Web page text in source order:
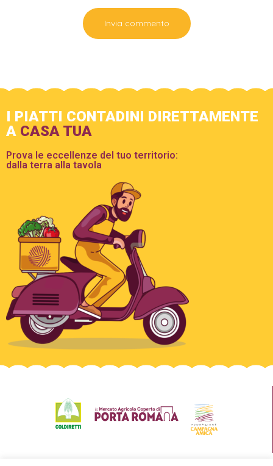
I PIATTI CONTADINI DIRETTAMENTE
A CASA TUA
Prova le eccellenze del tuo territorio:
dalla terra alla tavola